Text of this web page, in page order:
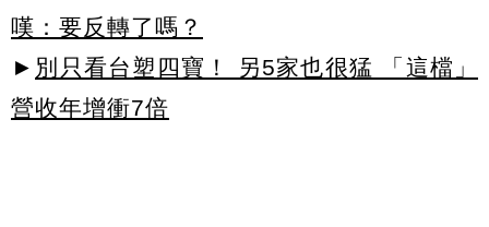
嘆：要反轉了嗎？
► 別只看台塑四寶！ 另5家也很猛 「這檔」
營收年增衝7倍